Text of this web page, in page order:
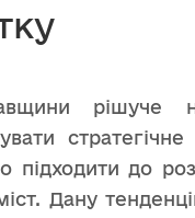
рішуче
підходити до
Дану